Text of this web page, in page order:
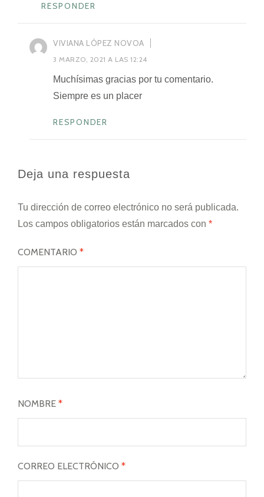
RESPONDER
VIVIANA LÓPEZ NOVOA
3 MARZO, 2021 A LAS 12:24
Muchísimas gracias por tu comentario.
Siempre es un placer
RESPONDER
Deja una respuesta
Tu dirección de correo electrónico no será publicada.
Los campos obligatorios están marcados con *
COMENTARIO *
NOMBRE *
CORREO ELECTRÓNICO *